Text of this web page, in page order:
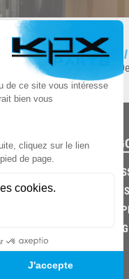
PARLET'S CLIC